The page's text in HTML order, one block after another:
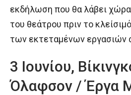
εκδήλωση που θα λάβει
του θεάτρου πριν το
των εκτεταμένων εργασιών
3 Ιουνίου,
Όλαφσον / Έργα